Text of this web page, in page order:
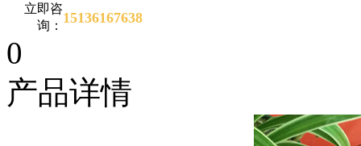
立即咨
询： 15136167638
0
产品详情